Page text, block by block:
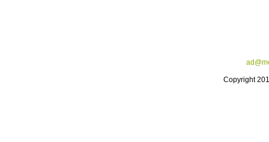
Copyright